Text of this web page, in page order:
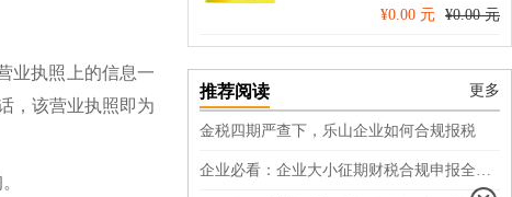
业执照上的信息一
，该营业执照即为
作专门进行审计，并出具审计
¥0.00 元 ¥0.00 元
更多
推荐阅读
金税四期严查下，乐山企业如何合规报税
企业必看：企业大小征期财税合规申报全指南